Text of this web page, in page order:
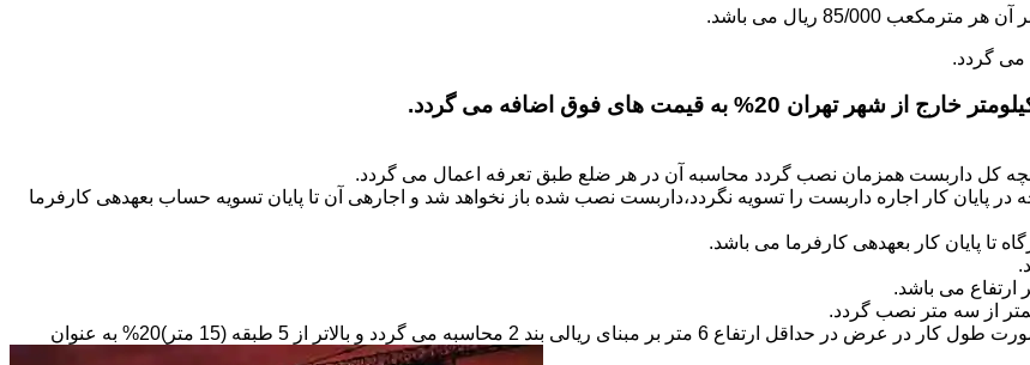
کل داربست همزمان نصب گردد محاسبه آن در هر ضلع طبق تعرفه اعمال می گردد.
پایان کار اجاره داربست را تسویه نگردد،داربست نصب شده باز نخواهد شد و اجاره­ی آن تا پایان تسویه حساب بعهده­ی کارفرما
تا پایان کار بعهده­ی کارفرما می باشد.
می باشد.
مبنای محاسبه داربستی که بصورت حفاظ در ارتفاع نصب می­گردد بصورت طول کار در عرض در حداقل ارتفاع 6 متر بر مبنای ریالی بند 2 محاسبه می گردد و بالاتر از 5 طبقه (15 متر)20% به عنوان